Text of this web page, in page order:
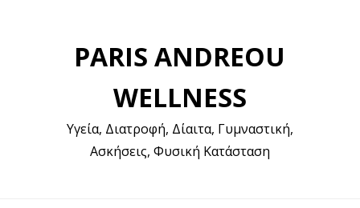
PARIS ANDREOU
WELLNESS
Υγεία, Διατροφή, Δίαιτα, Γυμναστική, Ασκήσεις,
Φυσική Κατάσταση